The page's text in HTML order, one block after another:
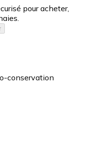
pour acheter,
conservation